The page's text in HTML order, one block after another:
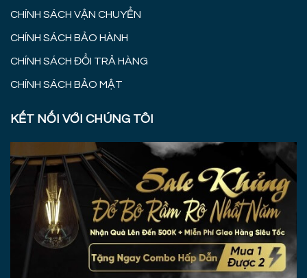
CHÍNH SÁCH VẬN CHUYỂN
CHÍNH SÁCH BẢO HÀNH
CHÍNH SÁCH ĐỔI TRẢ HÀNG
CHÍNH SÁCH BẢO MẬT
KẾT NỐI VỚI CHÚNG TÔI